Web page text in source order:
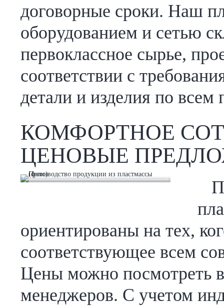
договорные сроки. Наш
оборудованием и сетью
первоклассное сырье,
соответствии с
детали и изделия по
КОМФОРТНОЕ
ЦЕНОВЫЕ
ориентированы на тех,
соответствующее всем
Цены можно посмотреть
менеджеров. С учетом